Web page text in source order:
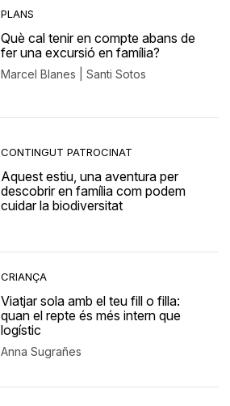
PLANS
Què cal tenir en compte abans de
fer una excursió en família?
Marcel Blanes | Santi Sotos
CONTINGUT PATROCINAT
Aquest estiu, una aventura per
descobrir en família com podem
cuidar la biodiversitat
CRIANÇA
Viatjar sola amb el teu fill o filla:
quan el repte és més intern que
logístic
Anna Sugrañes